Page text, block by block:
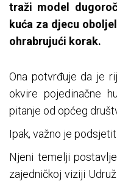
traži model
kuća za djecu
ohrabrujući korak.
Ona potvrđuje da je
okvire pojedinačne
pitanje od općeg
Ipak, važno je
Njeni temelji
zajedničkoj viziji